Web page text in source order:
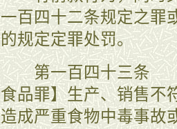
一百四十二条规定之罪
的规定定罪处罚。
第一百四十三条 【
食品罪】生产、销售不
造成严重食物中毒事故